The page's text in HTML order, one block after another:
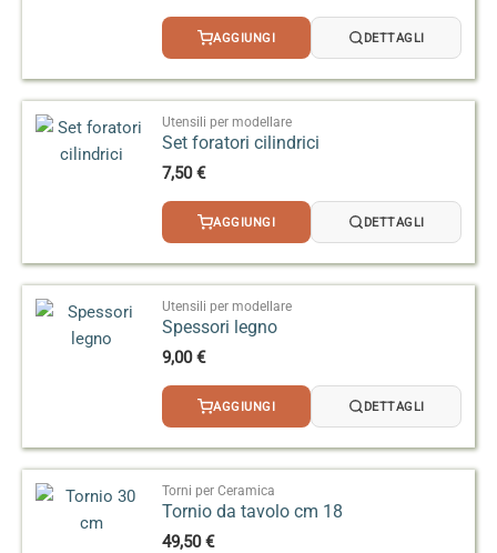
AGGIUNGI DETTAGLI
Utensili per modellare
Set foratori cilindrici
7,50€
AGGIUNGI DETTAGLI
Utensili per modellare
Spessori legno
9,00€
AGGIUNGI DETTAGLI
Torni per Ceramica
Tornio da tavolo cm 18
49,50€